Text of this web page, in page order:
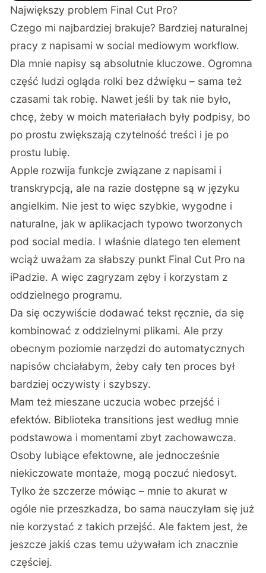
Największy problem Final Cut Pro?
Czego mi najbardziej brakuje? Bardziej naturalnej
pracy z napisami w social mediowym workflow.
Dla mnie napisy są absolutnie kluczowe. Ogromna
część ludzi ogląda rolki bez dźwięku – sama też
czasami tak robię. Nawet jeśli by tak nie było,
chcę, żeby w moich materiałach były podpisy, bo
po prostu zwiększają czytelność treści i je po
prostu lubię.
Apple rozwija funkcje związane z napisami i
transkrypcją, ale na razie dostępne są w języku
angielkim. Nie jest to więc szybkie, wygodne i
naturalne, jak w aplikacjach typowo tworzonych
pod social media. I właśnie dlatego ten element
wciąż uważam za słabszy punkt Final Cut Pro na
iPadzie. A więc zagryzam zęby i korzystam z
oddzielnego programu.
Da się oczywiście dodawać tekst ręcznie, da się
kombinować z oddzielnymi plikami. Ale przy
obecnym poziomie narzędzi do automatycznych
napisów chciałabym, żeby cały ten proces był
bardziej oczywisty i szybszy.
Mam też mieszane uczucia wobec przejść i
efektów. Biblioteka transitions jest według mnie
podstawowa i momentami zbyt zachowawcza.
Osoby lubiące efektowne, ale jednocześnie
niekiczowate montaże, mogą poczuć niedosyt.
Tylko że szczerze mówiąc – mnie to akurat w
ogóle nie przeszkadza, bo sama nauczyłam się już
nie korzystać z takich przejść. Ale faktem jest, że
jeszcze jakiś czas temu używałam ich znacznie
częściej.